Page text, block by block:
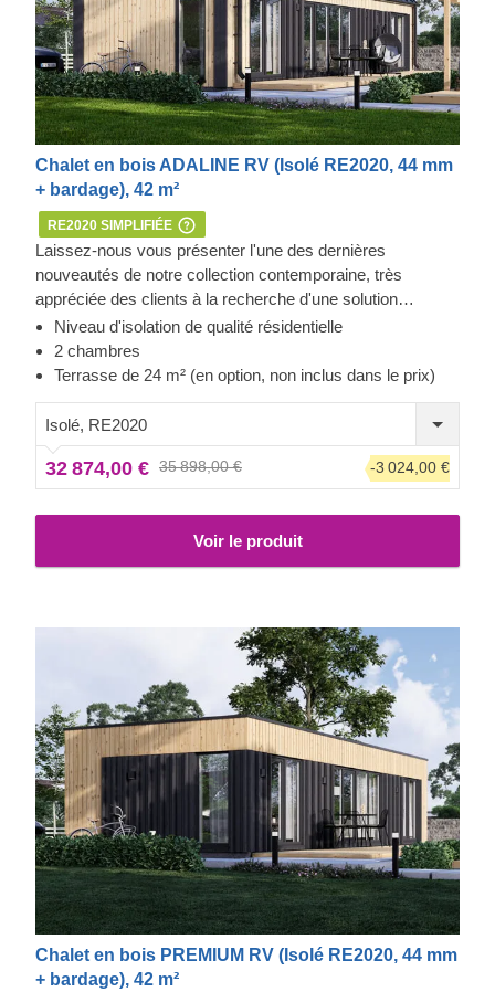
Chalet en bois ADALINE RV (Isolé RE2020, 44 mm
+ bardage), 42 m²
RE2020 SIMPLIFIÉE
Laissez-nous vous présenter l'une des dernières
nouveautés de notre collection contemporaine, très
appréciée des clients à la recherche d'une solution
moderne et fonctionnelle pour leur espace jardin.
Découvrez une charmante et spacieuse maison en bois de
41,5 m², offrant des possibilités infinies pour vos activités
secondaire confortable.
Niveau d'isolation de qualité résidentielle
2 chambres
Terrasse de 24 m² (en option, non inclus dans le prix)
Isolé, RE2020
32 874,00 € 35 898,00 € -3 024,00 €
Voir le produit
Chalet en bois PREMIUM RV (Isolé RE2020, 44 mm
+ bardage), 42 m²